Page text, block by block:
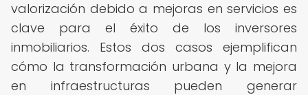
valorización debido a mejoras en servicios es
clave para el éxito de los inversores
inmobiliarios. Estos dos casos ejemplifican
cómo la transformación urbana y la mejora
en infraestructuras pueden generar